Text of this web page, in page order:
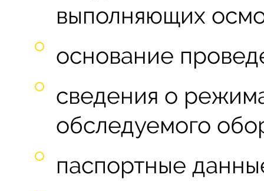
выполняющих
основание
сведения о
обследуемого
паспортные